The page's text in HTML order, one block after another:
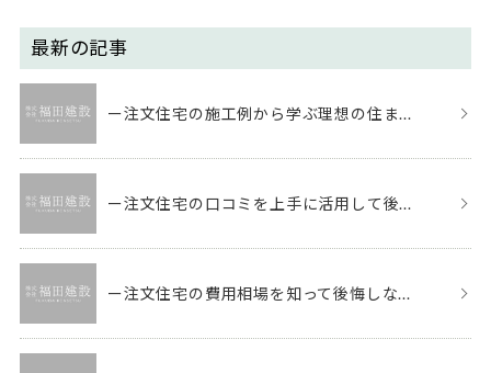
最新の記事
ー注文住宅の施工例から学ぶ理想の住ま...
ー注文住宅の口コミを上手に活用して後...
ー注文住宅の費用相場を知って後悔しな...